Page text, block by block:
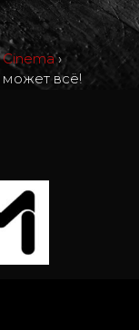
›
может всё!